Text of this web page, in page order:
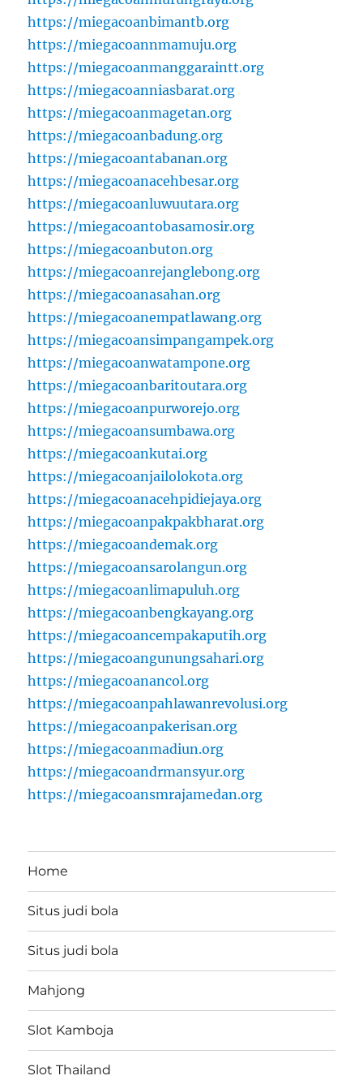
https://miegacoanbimantb.org
https://miegacoannmamuju.org
https://miegacoanmanggaraintt.org
https://miegacoanniasbarat.org
https://miegacoanmagetan.org
https://miegacoanbadung.org
https://miegacoantabanan.org
https://miegacoanacehbesar.org
https://miegacoanluwuutara.org
https://miegacoantobasamosir.org
https://miegacoanbuton.org
https://miegacoanrejanglebong.org
https://miegacoanasahan.org
https://miegacoanempatlawang.org
https://miegacoansimpangampek.org
https://miegacoanwatampone.org
https://miegacoanbaritoutara.org
https://miegacoanpurworejo.org
https://miegacoansumbawa.org
https://miegacoankutai.org
https://miegacoanjailolokota.org
https://miegacoanacehpidiejaya.org
https://miegacoanpakpakbharat.org
https://miegacoandemak.org
https://miegacoansarolangun.org
https://miegacoanlimapuluh.org
https://miegacoanbengkayang.org
https://miegacoancempakaputih.org
https://miegacoangunungsahari.org
https://miegacoanancol.org
https://miegacoanpahlawanrevolusi.org
https://miegacoanpakerisan.org
https://miegacoanmadiun.org
https://miegacoandrmansyur.org
https://miegacoansmrajamedan.org
Home
Situs judi bola
Situs judi bola
Mahjong
Slot Kamboja
Slot Thailand